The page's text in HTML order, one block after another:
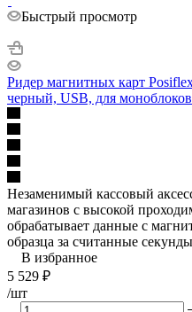
Быстрый просмотр
Ридер магнитных карт
черный, USB, для
Незаменимый кассовый
магазинов с высокой
обрабатывает данные с
образца за считанные
В избранное
5 529 ₽
/шт